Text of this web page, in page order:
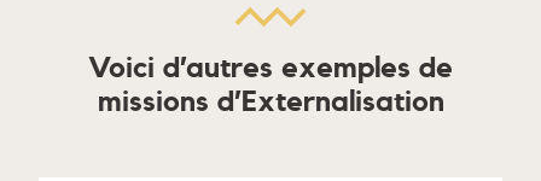
Voici d’autres exemples de
missions d’Externalisation